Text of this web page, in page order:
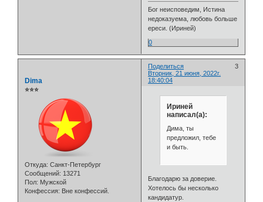
Бог неисповедим, Истина
недоказуема, любовь больше
ереси. (Ириней)
0
Поделиться
3
Вторник, 21 июня, 2022г.
18:40:04
Dima
⭐⭐⭐
Откуда: Санкт-Петербург
Сообщений: 13271
Пол: Мужской
Конфессия: Вне конфессий.
Ириней
написал(а):
Дима, ты
предложил, тебе
и быть.
Благодарю за доверие.
Хотелось бы несколько
кандидатур.